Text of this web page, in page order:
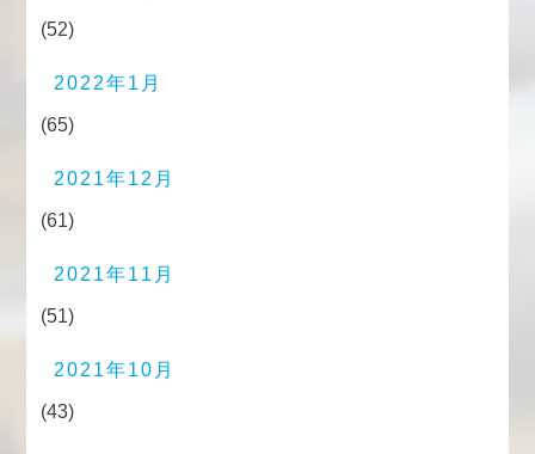
(52)
2022年1月
(65)
2021年12月
(61)
2021年11月
(51)
2021年10月
(43)